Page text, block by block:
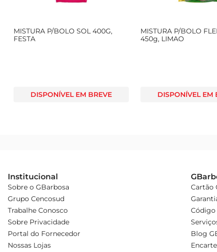
MISTURA P/BOLO SOL 400G,
FESTA
DISPONÍVEL EM BREVE
MISTURA P/BOLO
450g, LIMAO
DISPONÍVEL EM
Institucional
Sobre o GBarbosa
Grupo Cencosud
Trabalhe Conosco
Sobre Privacidade
Portal do Fornecedor
Nossas Lojas
Cartão
Código
Blog